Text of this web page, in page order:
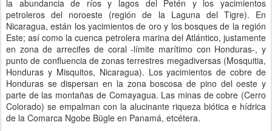
la abundancia de ríos y lagos del Petén y los yacimientos
petroleros del noroeste (región de la Laguna del Tigre). En
Nicaragua, están los yacimientos de oro y los bosques de la región
Este; así como la cuenca petrolera marina del Atlántico, justamente
en zona de arrecifes de coral -límite marítimo con Honduras-, y
punto de confluencia de zonas terrestres megadiversas (Mosquitia,
Honduras y Misquitos, Nicaragua). Los yacimientos de cobre de
Honduras se dispersan en la zona boscosa de pino del oeste y
parte de las montañas de Comayagua. Las minas de cobre (Cerro
Colorado) se empalman con la alucinante riqueza biótica e hídrica
de la Comarca Ngobe Bügle en Panamá, etcétera.